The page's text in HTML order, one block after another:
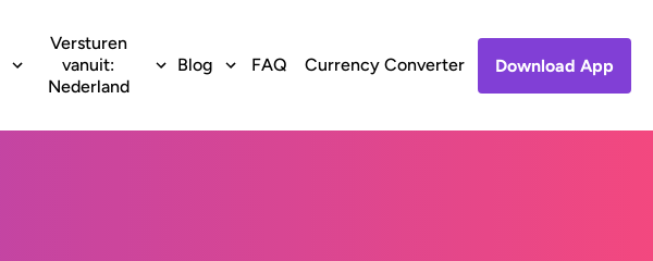
Versturen
vanuit:
Nederland
Blog FAQ Currency Converter Download App